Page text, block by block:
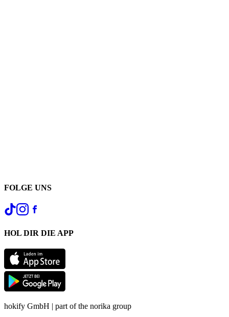
FOLGE UNS
HOL DIR DIE APP
hokify GmbH | part of the norika group